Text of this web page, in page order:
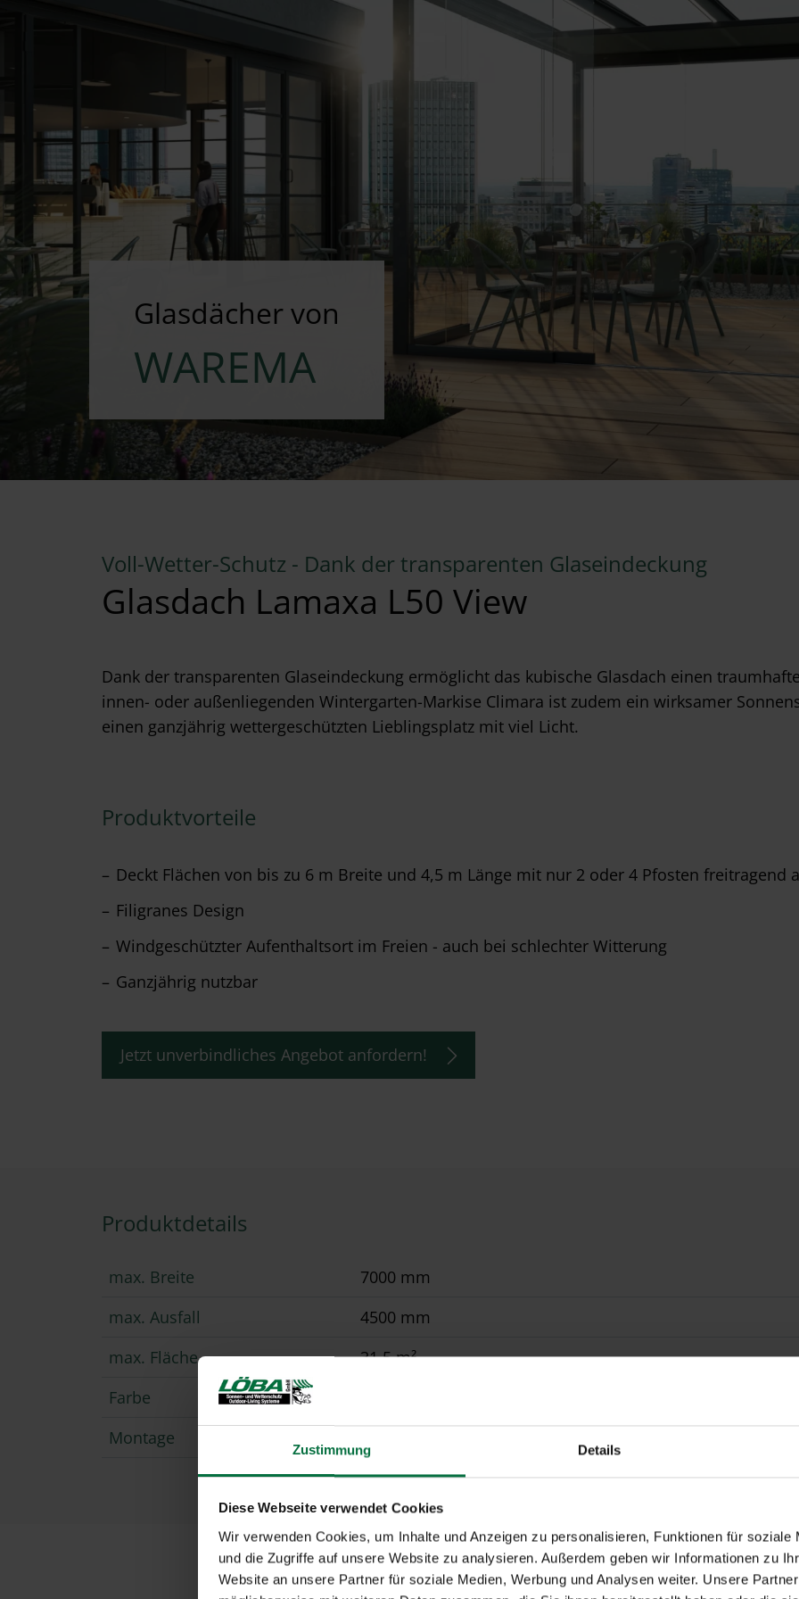
Zustimmung Details
Diese Webseite verwendet Cookies
Wir verwenden Cookies, um Inhalte und Anzeigen zu personalisieren, Funktionen für soziale
und die Zugriffe auf unsere Website zu analysieren. Außerdem geben wir Informationen zu
Website an unsere Partner für soziale Medien, Werbung und Analysen weiter. Unsere
Glasdächer von
WAREMA
Voll-Wetter-Schutz - Dank der transparenten Glaseindeckung
Glasdach Lamaxa L50 View
Dank der transparenten Glaseindeckung ermöglicht das kubische Glasdach einen
innen- oder außenliegenden Wintergarten-Markise Climara ist zudem ein wirksamer
einen ganzjährig wettergeschützten Lieblingsplatz mit viel Licht.
Produktvorteile
Deckt Flächen von bis zu 6 m Breite und 4,5 m Länge mit nur 2 oder 4 Pfosten freitragend
Filigranes Design
Windgeschützter Aufenthaltsort im Freien - auch bei schlechter Witterung
Ganzjährig nutzbar
Jetzt unverbindliches Angebot anfordern!
Produktdetails
max. Breite
7000 mm
max. Ausfall
4500 mm
max. Fläche
31.5 m²
Farbe
Montage